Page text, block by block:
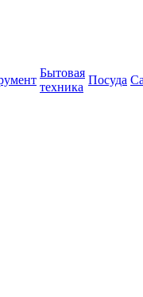
Бытовая
техника
Посуда